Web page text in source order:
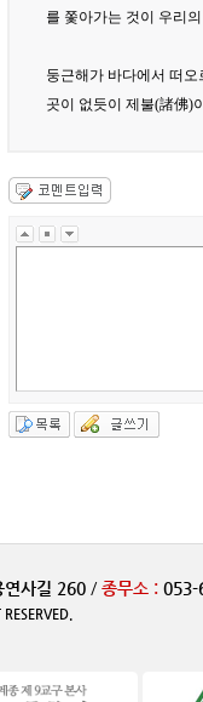
를 쫓아가는 것이 우리
둥근해가 바다에서 떠
곳이 없듯이 제불(諸佛)
연사길 260 / 종무소 : 053-